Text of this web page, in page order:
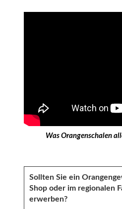
Was Orangenschalen
Sollten Sie ein
Shop oder im regionalen
erwerben?